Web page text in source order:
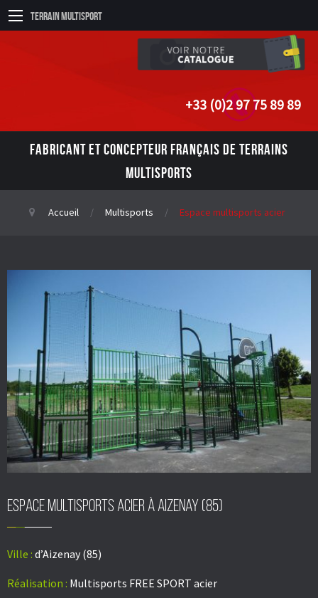
Terrain Multisport
+33 (0)2 97 75 89 89
FABRICANT ET CONCEPTEUR FRANÇAIS DE TERRAINS
MULTISPORTS
Accueil Multisports Espace multisports acier
Espace multisports acier à aizenay (85)
Ville : d’Aizenay (85)
Réalisation : Multisports FREE SPORT acier